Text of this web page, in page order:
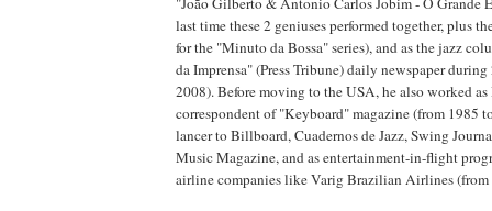
last time these 2 geniuses performed together, plus
for the "Minuto da Bossa" series), and as the jazz
da Imprensa" (Press Tribune) daily newspaper
2008). Before moving to the USA, he also worked
correspondent of "Keyboard" magazine (from 1985
lancer to Billboard, Cuadernos de Jazz, Swing
Music Magazine, and as entertainment-in-flight
airline companies like Varig Brazilian Airlines (from